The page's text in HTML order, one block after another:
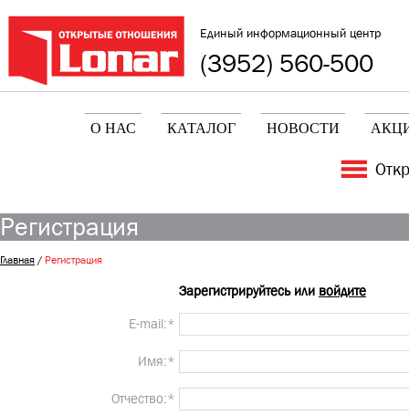
Единый информационный центр
(3952) 560-500
О НАС КАТАЛОГ НОВОСТИ
Регистрация
Главная/ Регистрация
Зарегистрируйтесь или войдите
E-mail:*
Имя:*
Отчество:*